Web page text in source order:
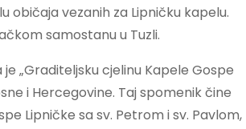
običaja vezanih za Lipničku kapelu.
samostanu u Tuzli.
„Graditeljsku cjelinu Kapele Gospe
i Hercegovine. Taj spomenik čine
Lipničke sa sv. Petrom i sv. Pavlom,